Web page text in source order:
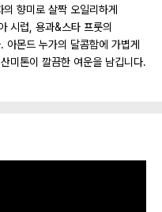
향미로 살짝 오일리하게
시럽, 용과&스타 프룻의
몬드 누가의 달콤함에 가볍게
미톤이 깔끔한 여운을 남깁니다.